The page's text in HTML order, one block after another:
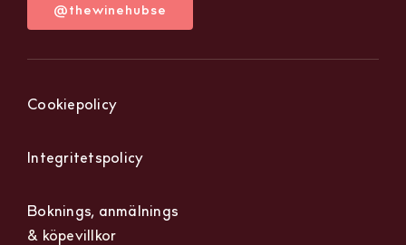
@thewinehubse
Cookiepolicy
Integritetspolicy
Boknings, anmälnings
& köpevillkor